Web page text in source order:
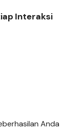
Interaksi
Anda